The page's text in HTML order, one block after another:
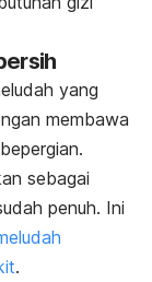
yang
membawa
sebagai
penuh. Ini
.